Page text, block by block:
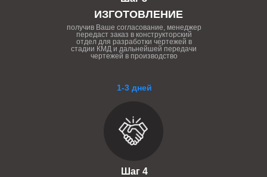
1-3 дней
Шаг 4
ИЗГОТОВЛЕНИЕ
получив Ваше согласование, менеджер
передаст заказ в конструкторский
отдел для разработки чертежей в
стадии КМД и дальнейшей передачи
чертежей в производство